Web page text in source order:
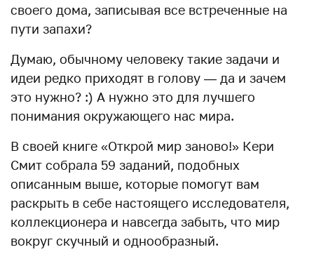
своего дома, записывая все встреченные на
пути запахи?
Думаю, обычному человеку такие задачи и
идеи редко приходят в голову — да и зачем
это нужно? :) А нужно это для лучшего
понимания окружающего нас мира.
В своей книге «Открой мир заново!» Кери
Смит собрала 59 заданий, подобных
описанным выше, которые помогут вам
раскрыть в себе настоящего исследователя,
коллекционера и навсегда забыть, что мир
вокруг скучный и однообразный.